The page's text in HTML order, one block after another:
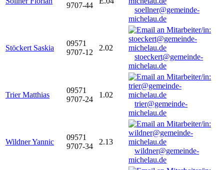
9707-44
soellner@gemeinde-
michelau.de
Stöckert Saskia
09571
9707-12
2.02
stoeckert@gemeinde-
michelau.de
Trier Matthias
09571
9707-24
1.02
trier@gemeinde-
michelau.de
Wildner Yannic
09571
9707-34
2.13
wildner@gemeinde-
michelau.de